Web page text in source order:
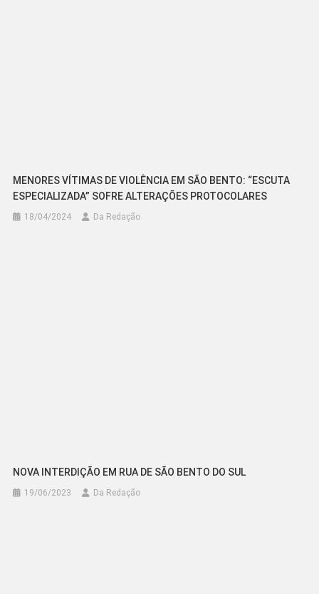
MENORES VÍTIMAS DE VIOLÊNCIA EM SÃO BENTO: “ESCUTA
ESPECIALIZADA” SOFRE ALTERAÇÕES PROTOCOLARES
18/04/2024 Da Redação
NOVA INTERDIÇÃO EM RUA DE SÃO BENTO DO SUL
19/06/2023 Da Redação